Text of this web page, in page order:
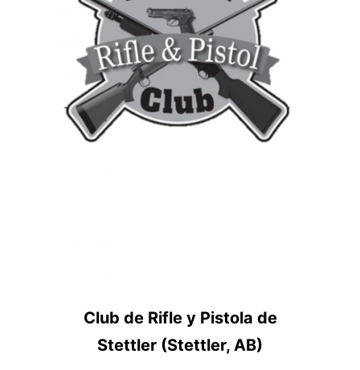
Club de Rifle y Pistola de
Stettler (Stettler, AB)